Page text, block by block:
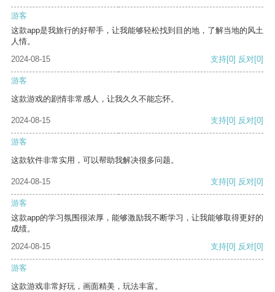
游客
这款app是我旅行的好帮手，让我能够轻松找到目的地，了解当地的风土
人情。
2024-08-15
支持[0] 反对[0]
游客
这款游戏的剧情非常感人，让我久久不能忘怀。
2024-08-15 支持[0] 反对[0]
游客
这款软件非常实用，可以帮助我解决很多问题。
2024-08-15 支持[0] 反对[0]
游客
这款app的学习氛围很浓厚，能够激励我不断学习，让我能够取得更好的
成绩。
2024-08-15
支持[0] 反对[0]
游客
这款游戏非常好玩，画面精美，玩法丰富。